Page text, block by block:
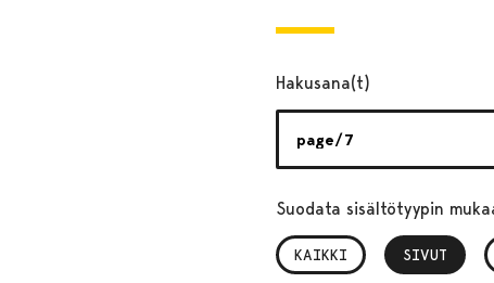
Hakusana(t)
Suodata sisältötyypin
KAIKKI SIVUT
, VALITTU